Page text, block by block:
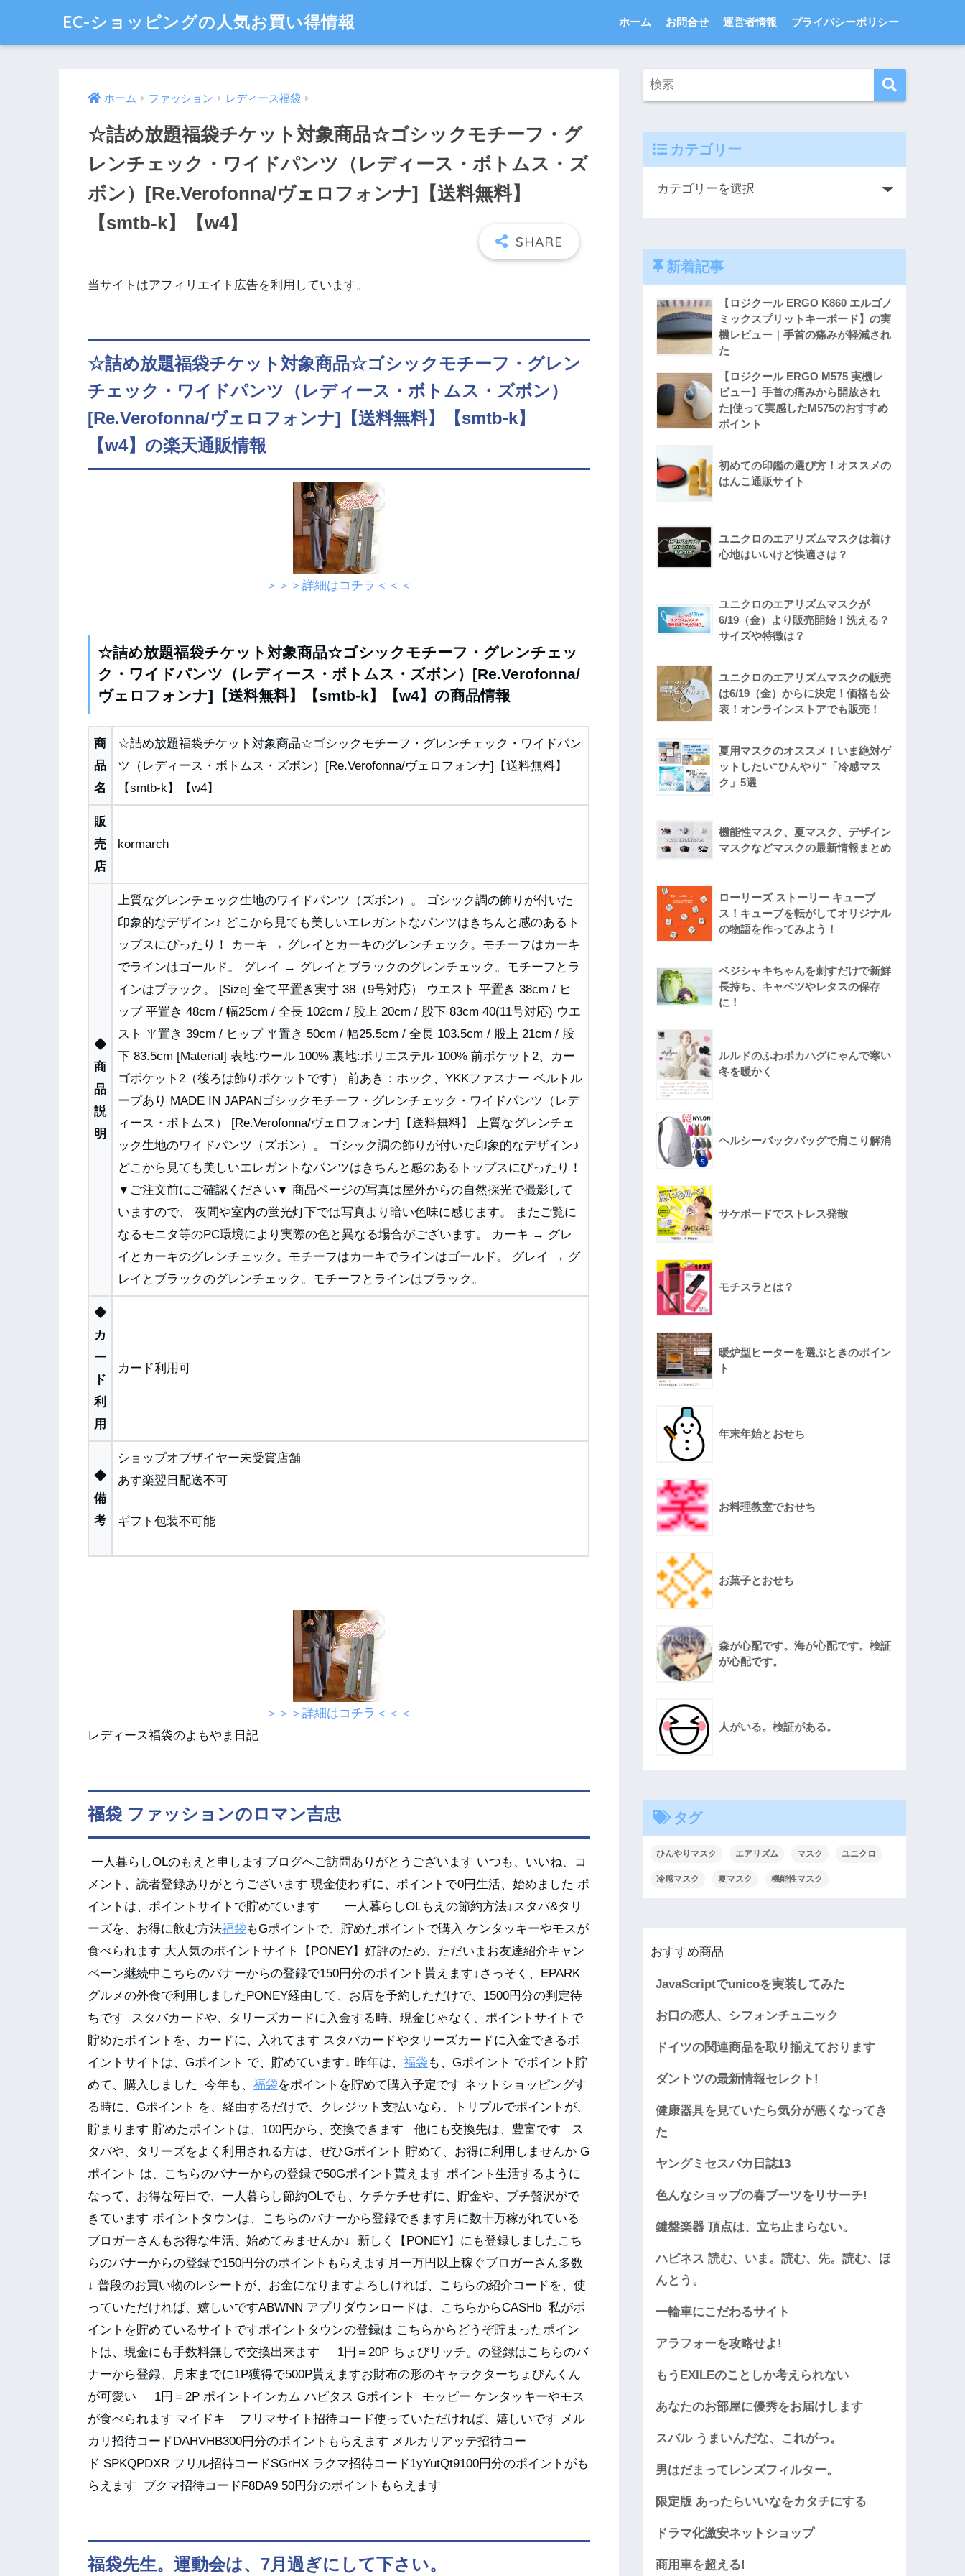
EC-ショッピングの人気お買い得情報 ホーム お問合せ 運営者情報 プライバシーポリシー
ホーム ファッション レディース福袋
☆詰め放題福袋チケット対象商品☆ゴシックモチーフ・グ
レンチェック・ワイドパンツ（レディース・ボトムス・ズ
ボン）[Re.Verofonna/ヴェロフォンナ]【送料無料】
【smtb-k】【w4】
当サイトはアフィリエイト広告を利用しています。
☆詰め放題福袋チケット対象商品☆ゴシックモチーフ・グレン
チェック・ワイドパンツ（レディース・ボトムス・ズボン）
[Re.Verofonna/ヴェロフォンナ]【送料無料】【smtb-k】
【w4】の楽天通販情報
＞＞＞詳細はコチラ＜＜＜
☆詰め放題福袋チケット対象商品☆ゴシックモチーフ・グレンチェッ
ク・ワイドパンツ（レディース・ボトムス・ズボン）[Re.Verofonna/
ヴェロフォンナ]【送料無料】【smtb-k】【w4】の商品情報
商
品
名
☆詰め放題福袋チケット対象商品☆ゴシックモチーフ・グレンチェック・ワイドパン
ツ（レディース・ボトムス・ズボン）[Re.Verofonna/ヴェロフォンナ]【送料無料】
【smtb-k】【w4】
販
売
店
kormarch
◆
商
品
説
明
上質なグレンチェック生地のワイドパンツ（ズボン）。 ゴシック調の飾りが付いた
印象的なデザイン♪ どこから見ても美しいエレガントなパンツはきちんと感のあるト
ップスにぴったり！ カーキ → グレイとカーキのグレンチェック。モチーフはカーキ
でラインはゴールド。 グレイ → グレイとブラックのグレンチェック。モチーフとラ
インはブラック。 [Size] 全て平置き実寸 38（9号対応） ウエスト 平置き 38cm / ヒ
ップ 平置き 48cm / 幅25cm / 全長 102cm / 股上 20cm / 股下 83cm 40(11号対応) ウエ
スト 平置き 39cm / ヒップ 平置き 50cm / 幅25.5cm / 全長 103.5cm / 股上 21cm / 股
下 83.5cm [Material] 表地:ウール 100% 裏地:ポリエステル 100% 前ポケット2、カー
ゴポケット2（後ろは飾りポケットです） 前あき：ホック、YKKファスナー ベルトル
ープあり MADE IN JAPANゴシックモチーフ・グレンチェック・ワイドパンツ（レデ
ィース・ボトムス） [Re.Verofonna/ヴェロフォンナ]【送料無料】 上質なグレンチェ
ック生地のワイドパンツ（ズボン）。 ゴシック調の飾りが付いた印象的なデザイン♪
どこから見ても美しいエレガントなパンツはきちんと感のあるトップスにぴったり！
▼ご注文前にご確認ください▼ 商品ページの写真は屋外からの自然採光で撮影して
いますので、 夜間や室内の蛍光灯下では写真より暗い色味に感じます。 またご覧に
なるモニタ等のPC環境により実際の色と異なる場合がございます。 カーキ → グレ
イとカーキのグレンチェック。モチーフはカーキでラインはゴールド。 グレイ → グ
レイとブラックのグレンチェック。モチーフとラインはブラック。
◆
カ
ー
ド
利
用
カード利用可
◆
備
考
ショップオブザイヤー未受賞店舗
あす楽翌日配送不可
ギフト包装不可能
＞＞＞詳細はコチラ＜＜＜
レディース福袋のよもやま日記
福袋 ファッションのロマン吉忠
一人暮らしOLのもえと申しますブログへご訪問ありがとうございます いつも、いいね、コ
メント、読者登録ありがとうございます 現金使わずに、ポイントで0円生活、始めました ポ
イントは、ポイントサイトで貯めています 一人暮らしOLもえの節約方法↓スタバ&タリ
ーズを、お得に飲む方法福袋 もGポイントで、貯めたポイントで購入 ケンタッキーやモスが
食べられます 大人気のポイントサイト【PONEY】好評のため、ただいまお友達紹介キャン
ペーン継続中こちらのバナーからの登録で150円分のポイント貰えます↓さっそく、EPARK
グルメの外食で利用しましたPONEY経由して、お店を予約しただけで、1500円分の判定待
ちです スタバカードや、タリーズカードに入金する時、現金じゃなく、ポイントサイトで
貯めたポイントを、カードに、入れてます スタバカードやタリーズカードに入金できるポ
イントサイトは、Gポイント で、貯めています↓ 昨年は、 福袋 も、Gポイント でポイント貯
めて、購入しました 今年も、 福袋をポイントを貯めて購入予定です ネットショッピングす
る時に、Gポイント を、経由するだけで、クレジット支払いなら、トリプルでポイントが、
貯まります 貯めたポイントは、100円から、交換できます 他にも交換先は、豊富です ス
タバや、タリーズをよく利用される方は、ぜひGポイント 貯めて、お得に利用しませんか G
ポイント は、こちらのバナーからの登録で50Gポイント貰えます ポイント生活するように
なって、お得な毎日で、一人暮らし節約OLでも、ケチケチせずに、貯金や、プチ贅沢がで
きています ポイントタウンは、こちらのバナーから登録できます月に数十万稼がれている
ブロガーさんもお得な生活、始めてみませんか↓ 新しく【PONEY】にも登録しましたこち
らのバナーからの登録で150円分のポイントもらえます月一万円以上稼ぐブロガーさん多数
↓ 普段のお買い物のレシートが、お金になりますよろしければ、こちらの紹介コードを、使
っていただければ、嬉しいですABWNN アプリダウンロードは、こちらからCASHb 私がポ
イントを貯めているサイトですポイントタウンの登録は こちらからどうぞ貯まったポイン
トは、現金にも手数料無しで交換出来ます 1円＝20P ちょびリッチ。の登録はこちらのバ
ナーから登録、月末までに1P獲得で500P貰えますお財布の形のキャラクターちょびんくん
が可愛い 1円＝2P ポイントインカム ハピタス Gポイント モッピー ケンタッキーやモス
が食べられます マイドキ フリマサイト招待コード使っていただければ、嬉しいです メル
カリ招待コードDAHVHB300円分のポイントもらえます メルカリアッテ招待コー
ド SPKQPDXR フリル招待コードSGrHX ラクマ招待コード1yYutQt9100円分のポイントがも
らえます ブクマ招待コードF8DA9 50円分のポイントもらえます
福袋先生。運動会は、7月過ぎにして下さい。
カテゴリー
新着記事
【ロジクール ERGO K860 エルゴノ
ミックスプリットキーボード】の実
機レビュー｜手首の痛みが軽減され
た
【ロジクール ERGO M575 実機レ
ビュー】手首の痛みから開放され
た|使って実感したM575のおすすめ
ポイント
初めての印鑑の選び方！オススメの
はんこ通販サイト
ユニクロのエアリズムマスクは着け
心地はいいけど快適さは？
ユニクロのエアリズムマスクが
6/19（金）より販売開始！洗える？
サイズや特徴は？
ユニクロのエアリズムマスクの販売
は6/19（金）からに決定！価格も公
表！オンラインストアでも販売！
夏用マスクのオススメ！いま絶対ゲ
ットしたい“ひんやり”「冷感マス
ク」5選
機能性マスク、夏マスク、デザイン
マスクなどマスクの最新情報まとめ
ローリーズ ストーリー キューブ
ス！キューブを転がしてオリジナル
の物語を作ってみよう！
ベジシャキちゃんを刺すだけで新鮮
長持ち、キャベツやレタスの保存
に！
ルルドのふわポカハグにゃんで寒い
冬を暖かく
ヘルシーバックバッグで肩こり解消
サケボードでストレス発散
モチスラとは？
暖炉型ヒーターを選ぶときのポイン
ト
年末年始とおせち
お料理教室でおせち
お菓子とおせち
森が心配です。海が心配です。検証
が心配です。
人がいる。検証がある。
タグ
ひんやりマスク エアリズム マスク ユニクロ
冷感マスク 夏マスク 機能性マスク
おすすめ商品
JavaScriptでunicoを実装してみた
お口の恋人、シフォンチュニック
ドイツの関連商品を取り揃えております
ダントツの最新情報セレクト!
健康器具を見ていたら気分が悪くなってき
た
ヤングミセスバカ日誌13
色んなショップの春ブーツをリサーチ!
鍵盤楽器 頂点は、立ち止まらない。
ハピネス 読む、いま。読む、先。読む、ほ
んとう。
一輪車にこだわるサイト
アラフォーを攻略せよ!
もうEXILEのことしか考えられない
あなたのお部屋に優秀をお届けします
スバル うまいんだな、これがっ。
男はだまってレンズフィルター。
限定版 あったらいいなをカタチにする
ドラマ化激安ネットショップ
商用車を超える!